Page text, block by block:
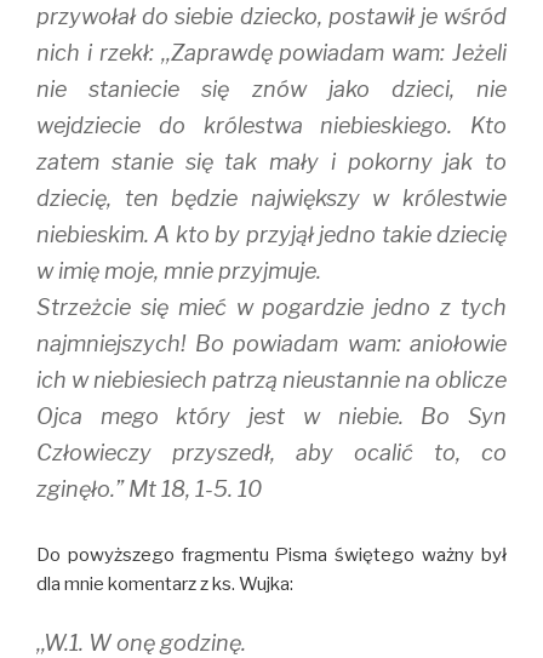
przywołał do siebie dziecko, postawił je wśród
nich i rzekł: ,,Zaprawdę powiadam wam: Jeżeli
nie staniecie się znów jako dzieci, nie
wejdziecie do królestwa niebieskiego. Kto
zatem stanie się tak mały i pokorny jak to
dziecię, ten będzie największy w królestwie
niebieskim. A kto by przyjął jedno takie dziecię
w imię moje, mnie przyjmuje.
Strzeżcie się mieć w pogardzie jedno z tych
najmniejszych! Bo powiadam wam: aniołowie
ich w niebiesiech patrzą nieustannie na oblicze
Ojca mego który jest w niebie. Bo Syn
Człowieczy przyszedł, aby ocalić to, co
zginęło.” Mt 18, 1-5. 10
Do powyższego fragmentu Pisma świętego ważny był
dla mnie komentarz z ks. Wujka:
,,W.1. W onę godzinę.